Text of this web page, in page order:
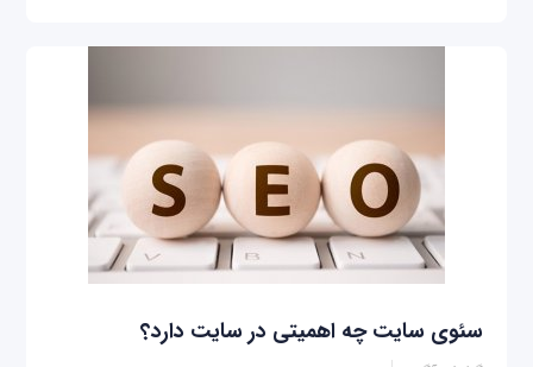
سئوی سایت چه اهمیتی در سایت دارد؟